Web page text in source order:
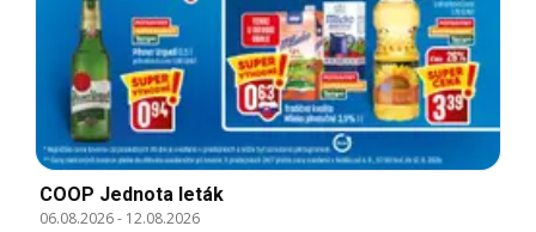
COOP Jednota leták
06.08.2026- 12.08.2026